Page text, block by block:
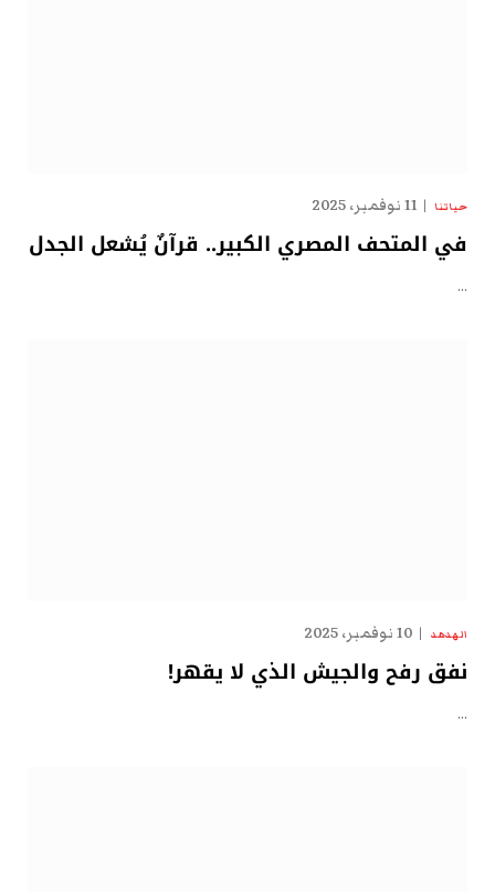
حياتنا 11 نوفمبر، 2025
في المتحف المصري الكبير.. قرآنٌ يُشعل الجدل
…
الهدهد 10 نوفمبر، 2025
نفق رفح والجيش الذي لا يقهر!
…